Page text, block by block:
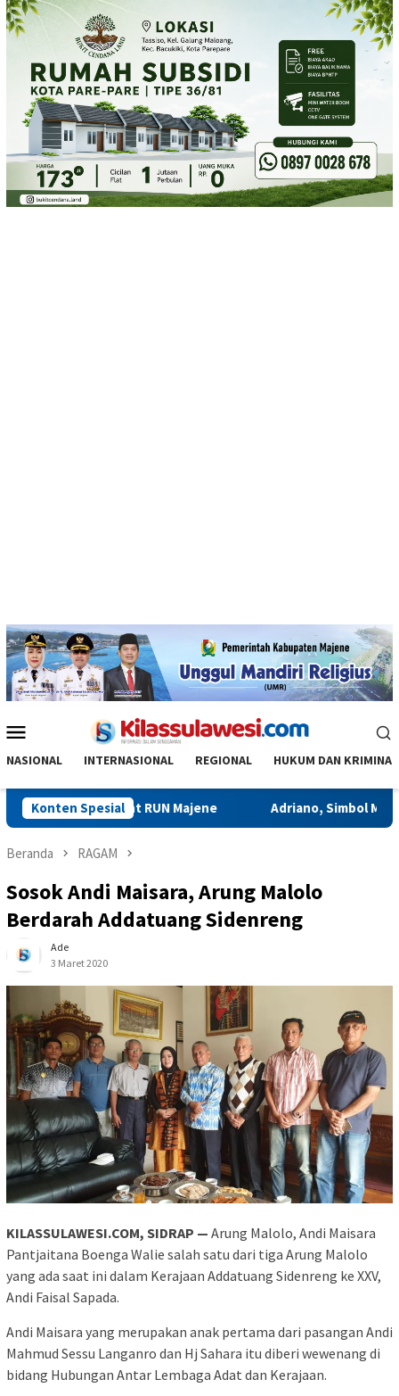
Loncat
ke
Mobile
NASIONAL INTERNASIONAL REGIONAL HUKUM DAN KRIMINAL
Konten Spesial
di Event RUN Majene Adriano, Simbol Mahasiswa
Beranda RAGAM
Sosok Andi Maisara, Arung Malolo
Berdarah Addatuang Sidenreng
Ade
3 Maret 2020
KILASSULAWESI.COM, SIDRAP — Arung Malolo, Andi Maisara
Pantjaitana Boenga Walie salah satu dari tiga Arung Malolo
yang ada saat ini dalam Kerajaan Addatuang Sidenreng ke XXV,
Andi Faisal Sapada.
Andi Maisara yang merupakan anak pertama dari pasangan Andi
Mahmud Sessu Langanro dan Hj Sahara itu diberi wewenang di
bidang Hubungan Antar Lembaga Adat dan Kerajaan.